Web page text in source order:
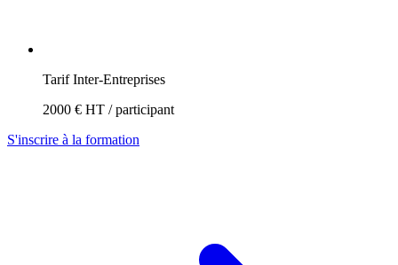
Tarif Inter-Entreprises
2000 € HT / participant
S'inscrire à la formation